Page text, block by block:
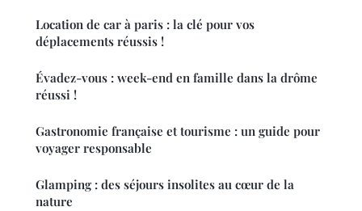
Location de car à paris : la clé pour vos
déplacements réussis !
Évadez-vous : week-end en famille dans la drôme
réussi !
Gastronomie française et tourisme : un guide pour
voyager responsable
Glamping : des séjours insolites au cœur de la
nature